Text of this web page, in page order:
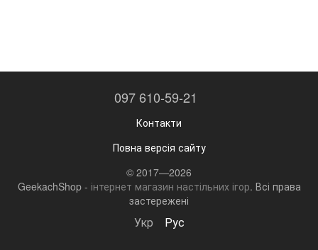
097 610-59-21
Контакти
Повна версія сайту
© 2017—2026
GeekachShop - інтернет магазин настільних ігор. Всі права
застережені
Укр Рус